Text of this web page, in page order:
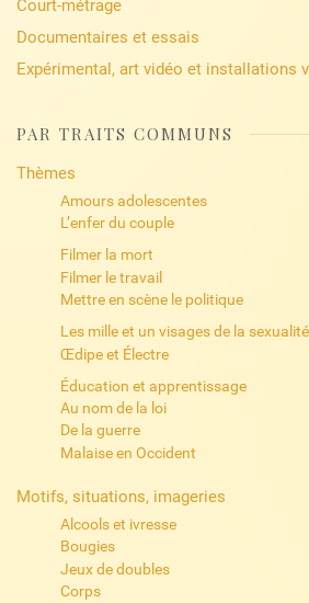
Court-métrage
Documentaires et essais
Expérimental, art vidéo et installations
PAR TRAITS COMMUNS
Thèmes
Amours adolescentes
L’enfer du couple
Filmer la mort
Filmer le travail
Mettre en scène le politique
Les mille et un visages de la sexualité
Œdipe et Électre
Éducation et apprentissage
Au nom de la loi
De la guerre
Malaise en Occident
Motifs, situations, imageries
Alcools et ivresse
Bougies
Jeux de doubles
Corps